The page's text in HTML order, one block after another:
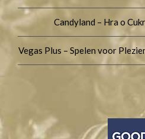
Candyland – Hra o
Vegas Plus – Spelen voor